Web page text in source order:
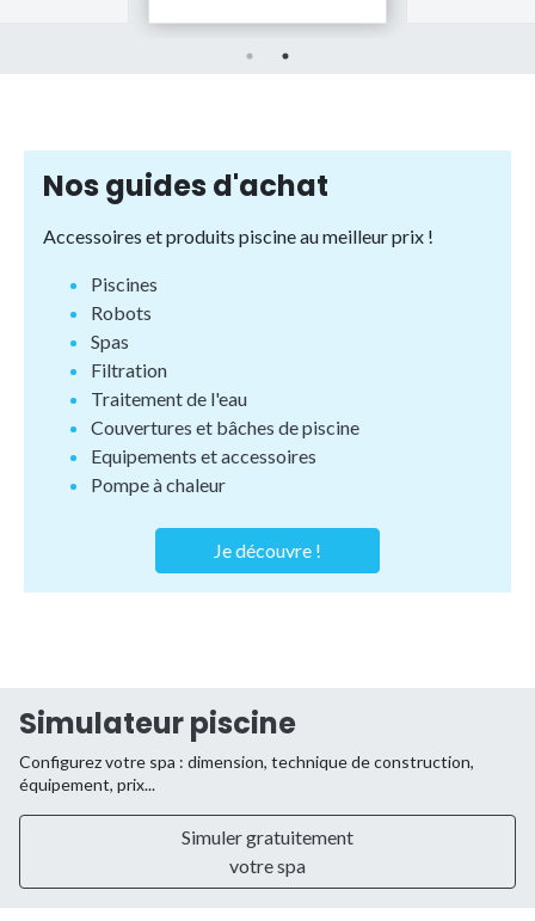
Nos guides d'achat
Accessoires et produits piscine au meilleur prix !
Piscines
Robots
Spas
Filtration
Traitement de l'eau
Couvertures et bâches de piscine
Equipements et accessoires
Pompe à chaleur
Je découvre !
Simulateur piscine
Configurez votre spa : dimension, technique de construction,
équipement, prix...
Simuler gratuitement
votre spa